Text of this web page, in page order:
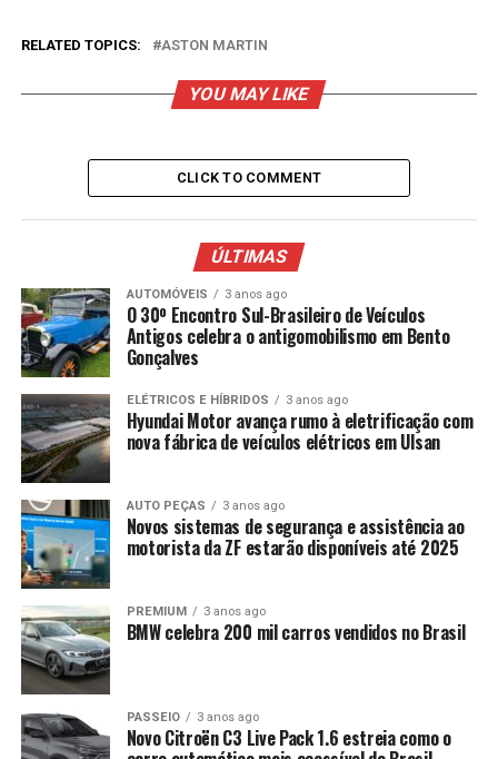
RELATED TOPICS: ASTON MARTIN
YOU MAY LIKE
CLICK TO COMMENT
ÚLTIMAS
AUTOMÓVEIS 3 anos ago
O 30º Encontro Sul-Brasileiro de Veículos
Antigos celebra o antigomobilismo em Bento
Gonçalves
ELÉTRICOS E HÍBRIDOS 3 anos ago
Hyundai Motor avança rumo à eletrificação com
nova fábrica de veículos elétricos em Ulsan
AUTO PEÇAS 3 anos ago
Novos sistemas de segurança e assistência ao
motorista da ZF estarão disponíveis até 2025
PREMIUM 3 anos ago
BMW celebra 200 mil carros vendidos no Brasil
PASSEIO 3 anos ago
Novo Citroën C3 Live Pack 1.6 estreia como o